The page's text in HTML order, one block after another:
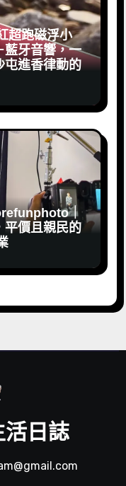
超跑磁浮小
藍牙音響，一
屯進香律動的
｜
平價且親民的
活日誌